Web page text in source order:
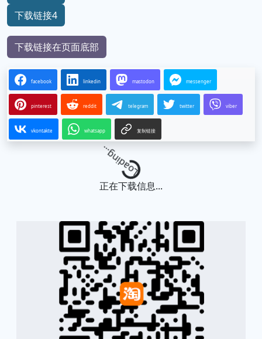
下载链接4
下载链接在页面底部
facebook linkedin mastodon messenger
pinterest reddit telegram twitter viber
vkontakte whatsapp 复制链接
Loading...
正在下载信息...